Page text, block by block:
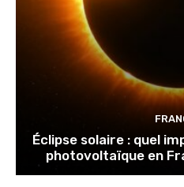
Éclipse solaire : quel
photovoltaïque en